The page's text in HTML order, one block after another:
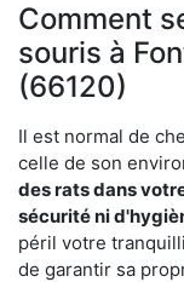
Comment
souris à
(66120)
Il est normal de
celle de son
des rats dans
sécurité ni
péril votre
de garantir sa